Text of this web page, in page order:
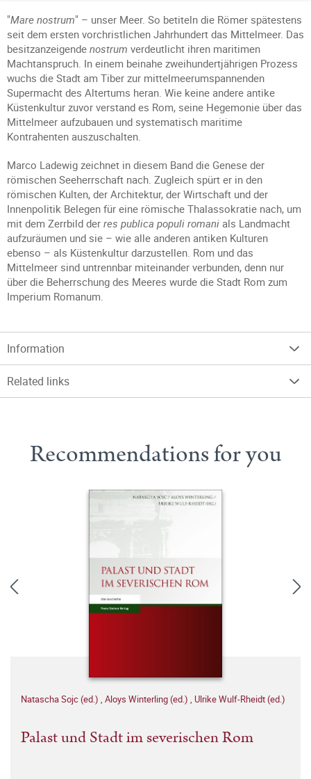
"Mare nostrum" – unser Meer. So betiteln die Römer spätestens
seit dem ersten vorchristlichen Jahrhundert das Mittelmeer. Das
besitzanzeigende nostrum verdeutlicht ihren maritimen
Machtanspruch. In einem beinahe zweihundertjährigen Prozess
wuchs die Stadt am Tiber zur mittelmeerumspannenden
Supermacht des Altertums heran. Wie keine andere antike
Küstenkultur zuvor verstand es Rom, seine Hegemonie über das
Mittelmeer aufzubauen und systematisch maritime
Kontrahenten auszuschalten.
Marco Ladewig zeichnet in diesem Band die Genese der
römischen Seeherrschaft nach. Zugleich spürt er in den
römischen Kulten, der Architektur, der Wirtschaft und der
Innenpolitik Belegen für eine römische Thalassokratie nach, um
mit dem Zerrbild der res publica populi romani als Landmacht
aufzuräumen und sie – wie alle anderen antiken Kulturen
ebenso – als Küstenkultur darzustellen. Rom und das
Mittelmeer sind untrennbar miteinander verbunden, denn nur
über die Beherrschung des Meeres wurde die Stadt Rom zum
Imperium Romanum.
Information
Related links
Recommendations for you
Natascha Sojc (ed.) , Aloys Winterling (ed.) , Ulrike Wulf-Rheidt (ed.)
Palast und Stadt im severischen Rom